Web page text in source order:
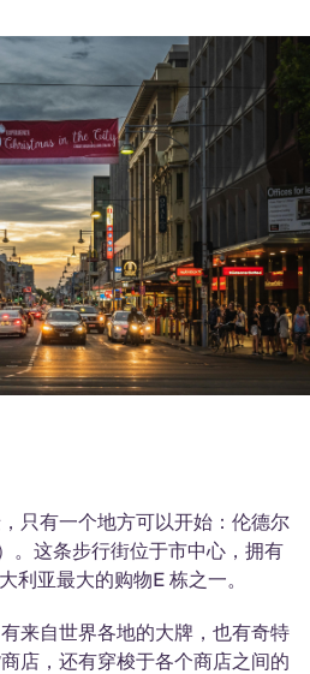
只有一个地方可以开始：伦德尔
。这条步行街位于市中心，拥有
利亚最大的购物E 栋之一。
来自世界各地的大牌，也有奇特
店，还有穿梭于各个商店之间的